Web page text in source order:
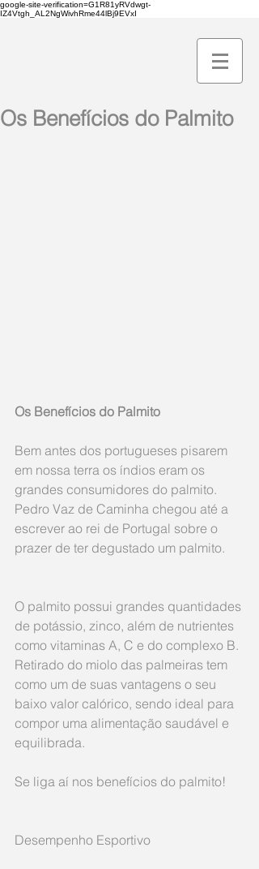
google-site-verification=G1R81yRVdwgt-
IZ4Vtgh_AL2NgWivhRme44lBj9EVxI
Os Benefícios do Palmito
Os Benefícios do Palmito
Bem antes dos portugueses pisarem
em nossa terra os índios eram os
grandes consumidores do palmito.
Pedro Vaz de Caminha chegou até a
escrever ao rei de Portugal sobre o
prazer de ter degustado um palmito.
O palmito possui grandes quantidades
de potássio, zinco, além de nutrientes
como vitaminas A, C e do complexo B.
Retirado do miolo das palmeiras tem
como um de suas vantagens o seu
baixo valor calórico, sendo ideal para
compor uma alimentação saudável e
equilibrada.
Se liga aí nos benefícios do palmito!
Desempenho Esportivo